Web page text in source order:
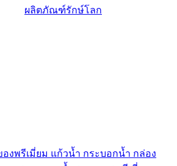
ผลิตภัณฑ์รักษ์โลก
งพรีเมี่ยม แก้วน้ำ กระบอกน้ำ กล่อง